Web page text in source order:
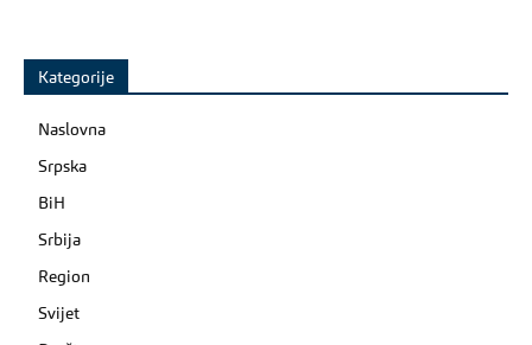
Kategorije
Naslovna
Srpska
BiH
Srbija
Region
Svijet